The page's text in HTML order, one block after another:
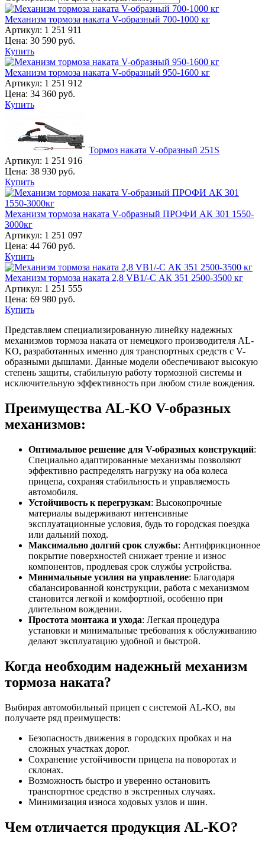
Механизм тормоза наката V-образный 700-1000 кг
Артикул: 1 251 911
Цена: 30 590 руб.
Купить
Механизм тормоза наката V-образный 950-1600 кг
Артикул: 1 251 912
Цена: 34 360 руб.
Купить
Тормоз наката V-образный 251S
Артикул: 1 251 916
Цена: 38 930 руб.
Купить
Механизм тормоза наката V-образный ПРОФИ АК 301 1550-
3000кг
Артикул: 1 251 097
Цена: 44 760 руб.
Купить
Механизм тормоза наката 2,8 VB1/-C АК 351 2500-3500 кг
Артикул: 1 251 555
Цена: 69 980 руб.
Купить
Представляем специализированную линейку надежных
механизмов тормоза наката от немецкого производителя AL-
KO, разработанных именно для транспортных средств с V-
образными дышлами. Данные модели обеспечивают высокую
степень защиты, стабильную работу тормозной системы и
исключительную эффективность при любом стиле вождения.
Преимущества AL-KO V-образных
механизмов:
Оптимальное решение для V-образных конструкций:
Специально адаптированные механизмы позволяют
эффективно распределять нагрузку на оба колеса
прицепа, сохраняя стабильность и управляемость
автомобиля.
Устойчивость к перегрузкам: Высокопрочные
материалы выдерживают интенсивные
эксплуатационные условия, будь то городская поездка
или дальний поход.
Максимально долгий срок службы: Антифрикционное
покрытие поверхностей снижает трение и износ
компонентов, продлевая срок службы устройства.
Минимальные усилия на управление: Благодаря
сбалансированной конструкции, работа с механизмом
становится легкой и комфортной, особенно при
длительном вождении.
Простота монтажа и ухода: Легкая процедура
установки и минимальные требования к обслуживанию
делают эксплуатацию удобной и быстрой.
Когда необходим надежный механизм
тормоза наката?
Выбирая автомобильный прицеп с системой AL-KO, вы
получаете ряд преимуществ:
Безопасность движения в городских пробках и на
сложных участках дорог.
Сохранение устойчивости прицепа на поворотах и
склонах.
Возможность быстро и уверенно остановить
транспортное средство в экстренных случаях.
Минимизация износа ходовых узлов и шин.
Чем отличается продукция AL-KO?